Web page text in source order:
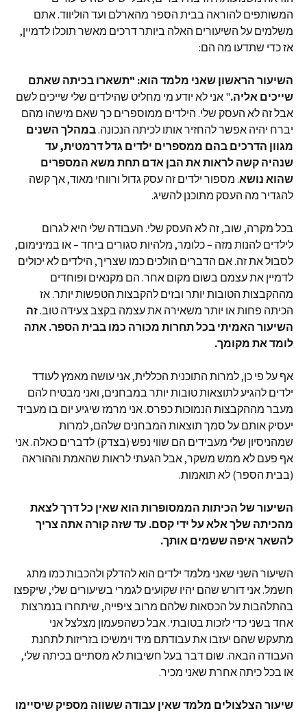
המשותפים להוראה בבית הספר מהארלם ועד הוליווד. אתם
משלמים על השיעורים האלה ביותר דרכים מאשר תוכלו לדמיין,
אז כדי שתדעו מה הם:
השיעור הראשון שאני מלמד הוא: "תשארו בכיתה שאתם
שייכים אליה." אני לא יודע מי מחליט שהילדים שלי שייכים לשם
אבל זה לא העסק שלי. הילדים ממוספרים כך שאם מישהו מהם
יברח יהיה אפשר להחזיר אותו לכיתה הנכונה.במהלך השנים
מגוון הדרכים בהם ממספרים ילדים גדל דרמטית, עד
שנהיה קשה לראות את הבן אדם תחת משא המספרים
שהוא נושא. מספור ילדים זה עסק גדול ורווחי מאוד, אך קשה
להגדיר מה העסק מתוכנן להשיג.
בכל מקרה, שוב, זה לא העסק שלי. העבודה שלי היא לגרום
לילדים להנות מזה – כלומר, מלהיות סגורים ביחד – או במינימום,
לסבול את זה. אם הדברים הולכים כמו שצריך, הילדים לא יכולים
לדמיין את עצמם בשום מקום אחר. הם מקנאים ופוחדים
מההקבצות הטובות יותר ובזים להקבצות הטפשות יותר. אז
הכיתה פחות או יותר משאירה את עצמה בקצב צעידה טוב.זה
השיעור האמיתי בכל תחרות מכורה כמו בבית הספר. אתה
לומד את מקומך.
אף על פי כן, למרות התוכנית הכללית, אני עושה מאמץ לעודד
ילדים להגיע לתוצאות טובות יותר במבחנים, ואני מבטיח להם
מעבר מההקבצות הנמוכות כפרס. אני מרמז שיגיע יום בו מעביד
יעסיק אותם על סמך תוצאות המבחנים שלהם, למרות
שמהניסיון שלי מעבידים הם שווי נפש (בצדק) לדברים כאלה. אני
אף פעם לא ממש משקר, אבל הגעתי לראות שהאמת וההוראה
(בבית הספר) לא תואמות.
השיעור של הכיתות הממסופרות הוא שאין כל דרך לצאת
מהכיתה שלך אלא על ידי קסם. עד שזה קורה אתה צריך
להשאר איפה ששמים אותך.
השיעור השני שאני מלמד ילדים הוא להדלק ולהכבות כמו מתג
חשמל. אני דורש שהם יהיו שקועים לגמרי בשיעורים שלי, שיקפצו
בהתלהבות על הכסאות שלהם מרוב ציפייה, שיתחרו בנמרצות
אחד בשני כדי לזכות בטובתי. אבל כשהפעמון מצלצל אני
מתעקש שהם יעזבו את עבודתם מיד וימשיכו בזריזות לתחנת
העבודה הבאה. שום דבר בעל חשיבות לא מסתיים בכיתה שלי,
או בכל כיתה אחרת שאני מכיר.
שיעור הצלצולים מלמד שאין עבודה ששווה מספיק שיסיימו